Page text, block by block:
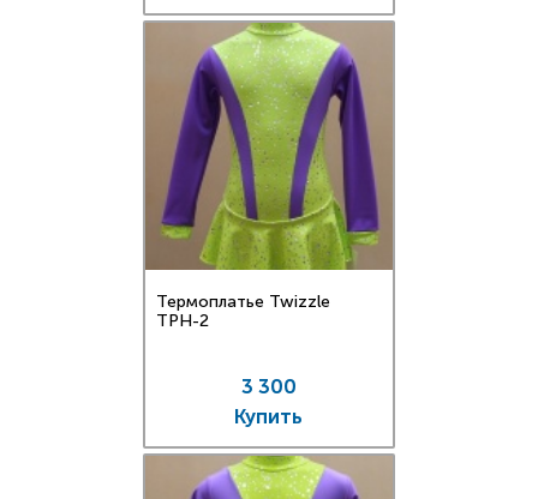
Термоплатье Twizzle
TPН-2
3 300
Купить